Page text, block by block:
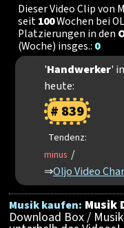
Dieser Video Clip von
seit100Wochen bei
Platzierungen in den
(Woche) insges.: 0
'Handwerker'
heute:
# 839
Tendenz:
minus/
⇒Oljo Video
Musik kaufen: Musik
Download Box /